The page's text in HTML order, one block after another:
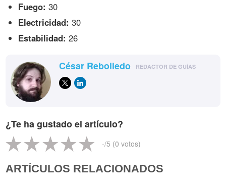
Fuego: 30
Electricidad: 30
Estabilidad: 26
César Rebolledo REDACTOR DE GUÍAS
¿Te ha gustado el artículo?
-/5 (0 votos)
ARTÍCULOS RELACIONADOS